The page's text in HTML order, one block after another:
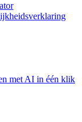
met AI in één klik